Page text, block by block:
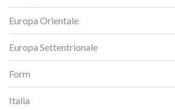
Europa Orientale
Europa Settentrionale
Form
Italia